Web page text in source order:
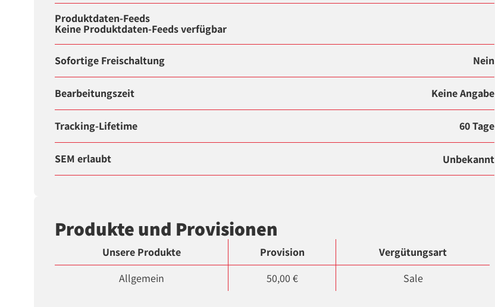
Produktdaten-Feeds
Keine Produktdaten-Feeds verfügbar
Sofortige Freischaltung Nein
Bearbeitungszeit Keine Angabe
Tracking-Lifetime 60 Tage
SEM erlaubt Unbekannt
Produkte und Provisionen
Unsere Produkte Provision
Vergütungsart
Allgemein
50,00 € Sale